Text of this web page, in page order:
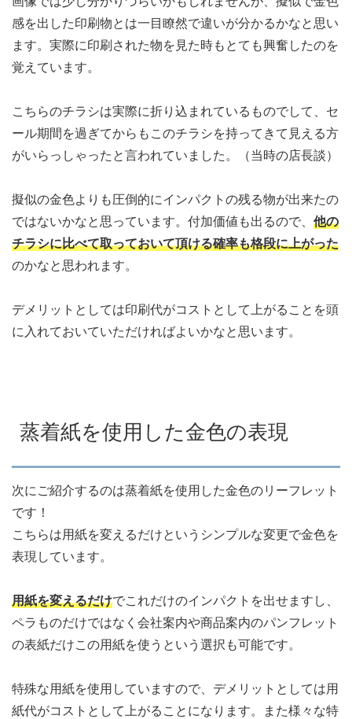
感を出した印刷物とは一目瞭然で違いが分かるかなと思い
ます。実際に印刷された物を見た時もとても興奮したのを
覚えています。
こちらのチラシは実際に折り込まれているものでして、セ
ール期間を過ぎてからもこのチラシを持ってきて見える方
がいらっしゃったと言われていました。（当時の店長談）
擬似の金色よりも圧倒的にインパクトの残る物が出来たの
ではないかなと思っています。付加価値も出るので、 他の
チラシに比べて取っておいて頂ける確率も格段に上がった
のかなと思われます。
デメリットとしては印刷代がコストとして上がることを頭
に入れておいていただければよいかなと思います。
蒸着紙を使用した金色の表現
次にご紹介するのは蒸着紙を使用した金色のリーフレット
です！
こちらは用紙を変えるだけというシンプルな変更で金色を
表現しています。
用紙を変えるだけでこれだけのインパクトを出せますし、
ペラものだけではなく会社案内や商品案内のパンフレット
の表紙だけこの用紙を使うという選択も可能です。
特殊な用紙を使用していますので、デメリットとしては用
紙代がコストとして上がることになります。また様々な特